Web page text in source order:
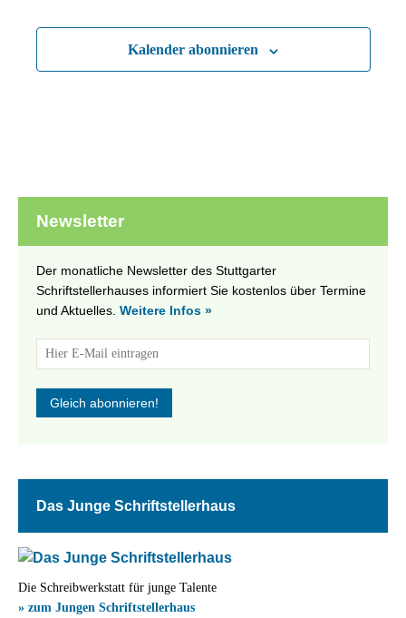
Kalender abonnieren
Newsletter
Der monatliche Newsletter des Stuttgarter
Schriftstellerhauses informiert Sie kostenlos über Termine
und Aktuelles. Weitere Infos »
Das Junge Schriftstellerhaus
Die Schreibwerkstatt für junge Talente
» zum Jungen Schriftstellerhaus